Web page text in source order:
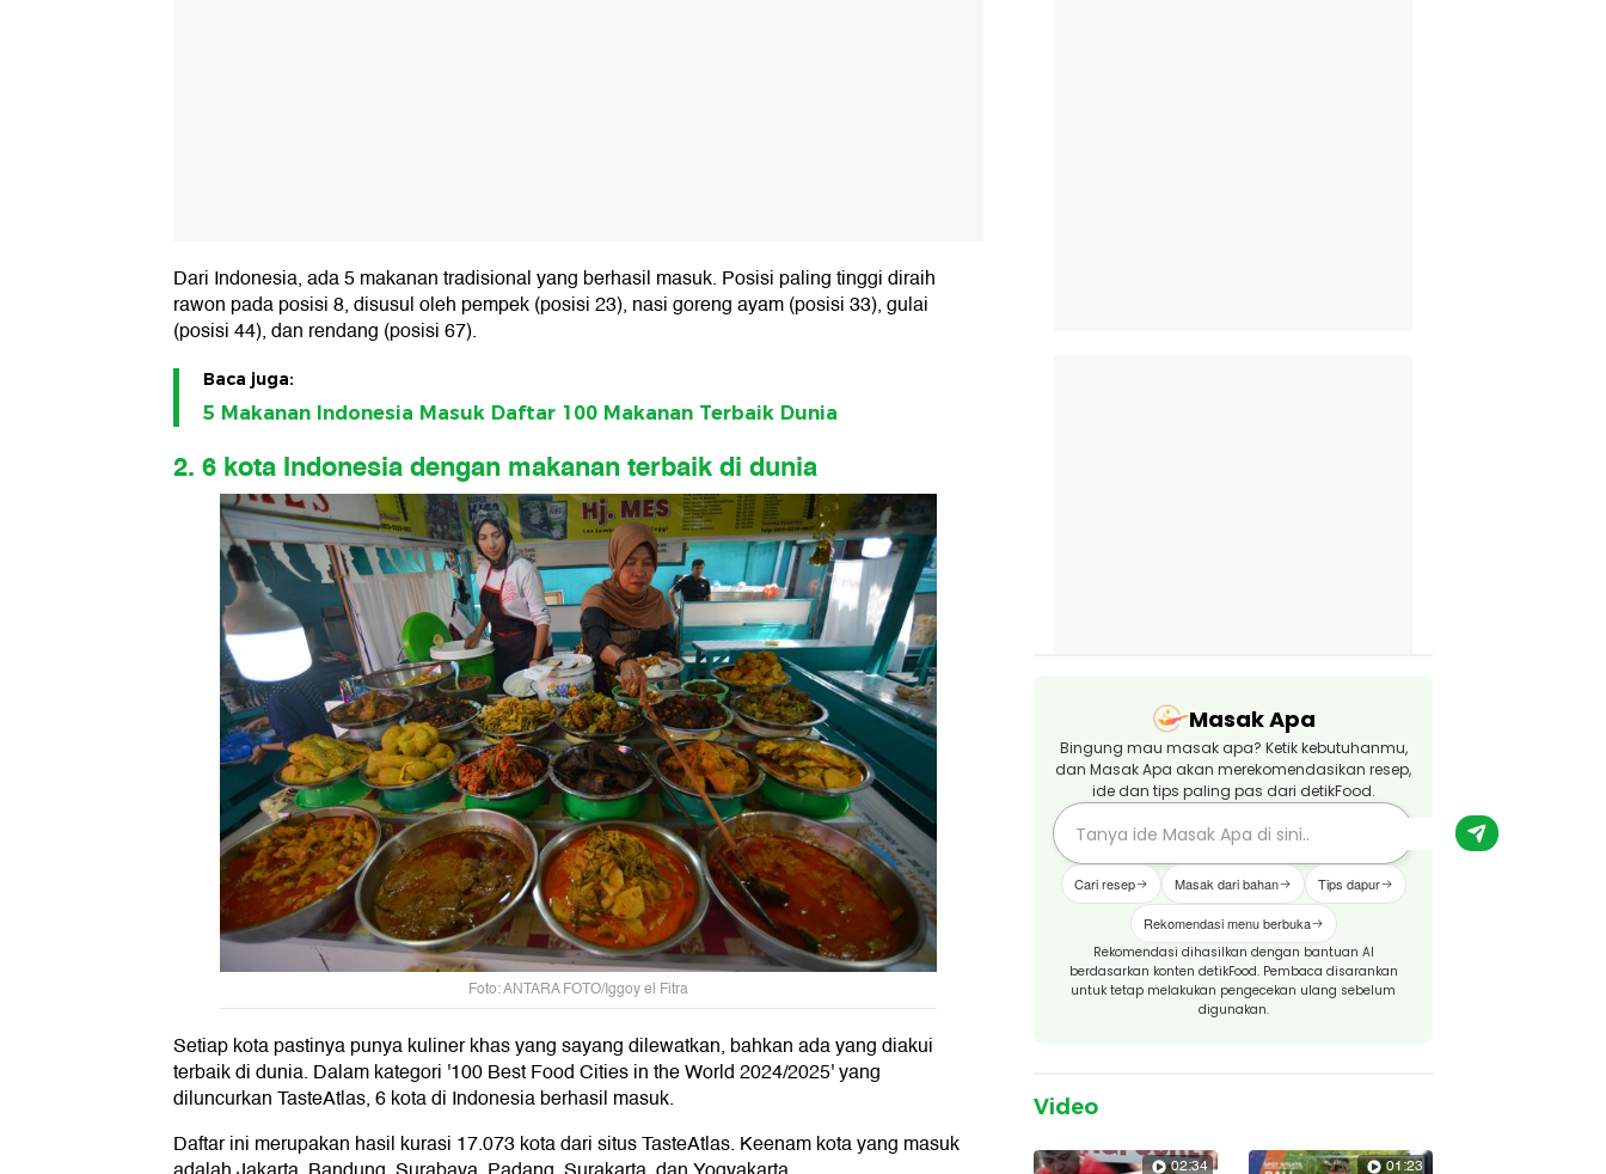
Dari Indonesia, ada 5 makanan tradisional yang berhasil masuk. Posisi paling tinggi diraih
rawon pada posisi 8, disusul oleh pempek (posisi 23), nasi goreng ayam (posisi 33), gulai
(posisi 44), dan rendang (posisi 67).
Baca juga:
5 Makanan Indonesia Masuk Daftar 100 Makanan Terbaik Dunia
2. 6 kota Indonesia dengan makanan terbaik di dunia
Foto: ANTARA FOTO/Iggoy el Fitra
Setiap kota pastinya punya kuliner khas yang sayang dilewatkan, bahkan ada yang diakui
terbaik di dunia. Dalam kategori '100 Best Food Cities in the World 2024/2025' yang
diluncurkan TasteAtlas, 6 kota di Indonesia berhasil masuk.
Daftar ini merupakan hasil kurasi 17.073 kota dari situs TasteAtlas. Keenam kota yang masuk
Masak Apa
Bingung mau masak apa? Ketik kebutuhanmu,
dan Masak Apa akan merekomendasikan resep,
ide dan tips paling pas dari detikFood.
Cari resep Masak dari bahan Tips dapur
Rekomendasi menu berbuka
Rekomendasi dihasilkan dengan bantuan AI
berdasarkan konten detikFood. Pembaca disarankan
untuk tetap melakukan pengecekan ulang sebelum
digunakan.
Video
02:34 01:23